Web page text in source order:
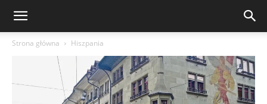
Strona główna Hiszpania